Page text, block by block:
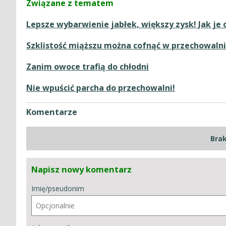
Związane z tematem
Lepsze wybarwienie jabłek, większy zysk! Jak je
Szklistość miąższu można cofnąć w przechowalni
Zanim owoce trafią do chłodni
Nie wpuścić parcha do przechowalni!
Komentarze
Napisz nowy komentarz
Imię/pseudonim